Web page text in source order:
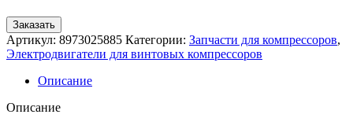
Заказать
Артикул: 8973025885 Категории: Запчасти для компрессоров,
Электродвигатели для винтовых компрессоров
Описание
Описание